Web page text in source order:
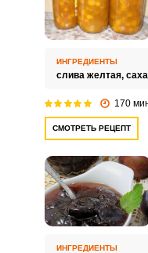
ИНГРЕДИЕНТЫ
слива желтая,
170
СМОТРЕТЬ РЕЦЕПТ
ИНГРЕДИЕНТЫ